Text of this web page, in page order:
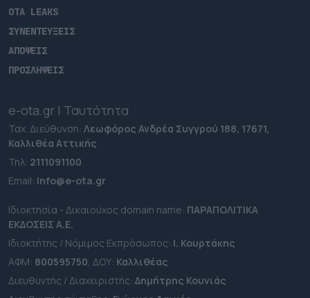
OTA LEAKS
ΣΥΝΕΝΤΕΥΞΕΙΣ
ΑΠΟΨΕΙΣ
ΠΡΟΣΛΗΨΕΙΣ
e-ota.gr | Ταυτότητα
Ταχ. Διεύθυνση: Λεωφόρος Ανδρέα Συγγρού 188, 17671,
Καλλιθέα Αττικής
Τηλ: 2111091100
Εmail: info@e-ota.gr
Ιδιοκτησία - Δικαιούχος domain name: ΠΑΡΑΠΟΛΙΤΙΚΑ
ΕΚΔΟΣΕΙΣ A.E.
Ιδιοκτήτης / Νόμιμος Εκπρόσωπος: Ι. Κουρτάκης
ΑΦΜ: 800595750, ΔΟΥ: Καλλιθέας
Διευθυντής / Διαχειριστής: Δημήτρης Κουνιάς